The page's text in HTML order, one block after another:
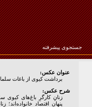
جستجوی پیشرفته
عنوان عکس:
برداشت کیوی از باغات
شرح عکس:
زنانِ کارگرِ باغ‌های کیوی
پنهان اقتصاد خانواده‌اند؛